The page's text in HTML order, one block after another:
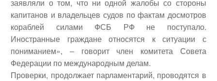
заявляли о том, что ни одной жалобы со стороны
капитанов и владельцев судов по фактам досмотров
кораблей силами ФСБ РФ не поступало.
Иностранные граждане относятся к ситуации с
пониманием», – говорит член комитета Совета
Федерации по международным делам.
Проверки, продолжает парламентарий, проводятся в